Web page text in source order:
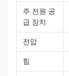
주 전원 공
급 장치
전압
힘